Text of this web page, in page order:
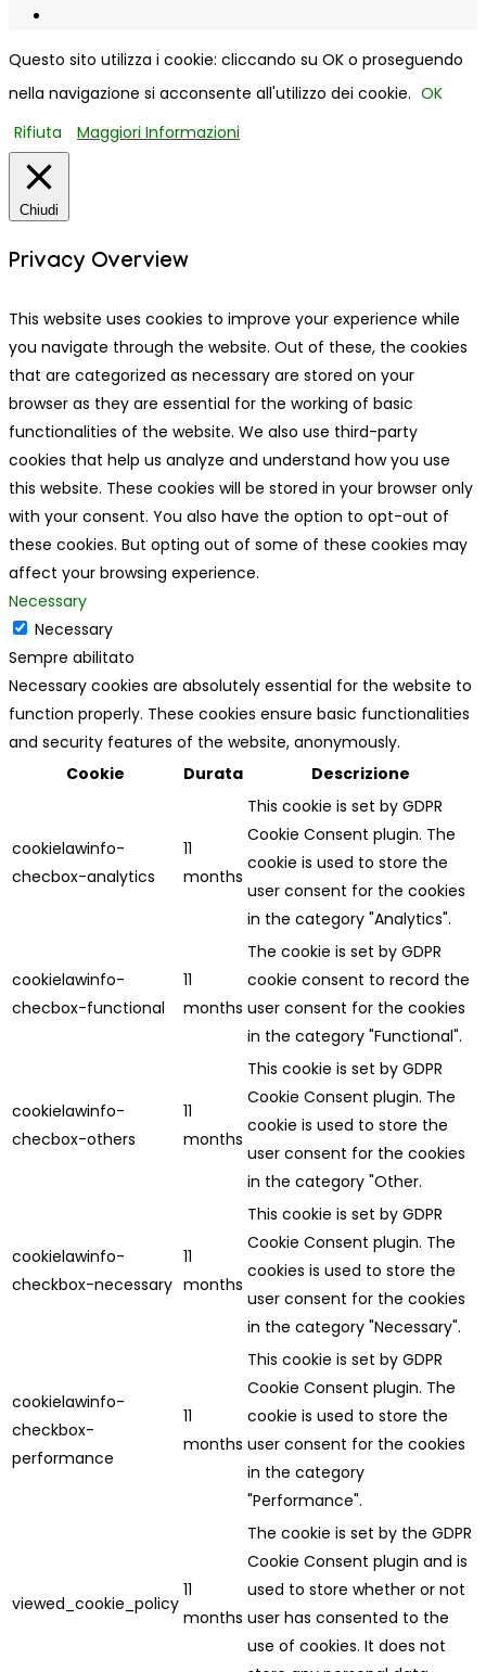
Questo sito utilizza i cookie: cliccando su OK o proseguendo
nella navigazione si acconsente all'utilizzo dei cookie. OK
Rifiuta
Maggiori Informazioni
Chiudi
Privacy Overview
This website uses cookies to improve your experience while
you navigate through the website. Out of these, the cookies
that are categorized as necessary are stored on your
browser as they are essential for the working of basic
functionalities of the website. We also use third-party
cookies that help us analyze and understand how you use
this website. These cookies will be stored in your browser only
with your consent. You also have the option to opt-out of
these cookies. But opting out of some of these cookies may
affect your browsing experience.
Necessary
Necessary
Sempre abilitato
Necessary cookies are absolutely essential for the website to
function properly. These cookies ensure basic functionalities
and security features of the website, anonymously.
Cookie
Durata Descrizione
cookielawinfo-
checbox-analytics
11
months
This cookie is set by GDPR
Cookie Consent plugin. The
cookie is used to store the
user consent for the cookies
in the category "Analytics".
cookielawinfo-
checbox-functional
11
months
The cookie is set by GDPR
cookie consent to record the
user consent for the cookies
in the category "Functional".
cookielawinfo-
checbox-others
11
months
This cookie is set by GDPR
Cookie Consent plugin. The
cookie is used to store the
user consent for the cookies
in the category "Other.
cookielawinfo-
checkbox-necessary
11
months
This cookie is set by GDPR
Cookie Consent plugin. The
cookies is used to store the
user consent for the cookies
in the category "Necessary".
cookielawinfo-
checkbox-
performance
11
months
This cookie is set by GDPR
Cookie Consent plugin. The
cookie is used to store the
user consent for the cookies
in the category
"Performance".
viewed_cookie_policy
11
months
The cookie is set by the GDPR
Cookie Consent plugin and is
used to store whether or not
user has consented to the
use of cookies. It does not